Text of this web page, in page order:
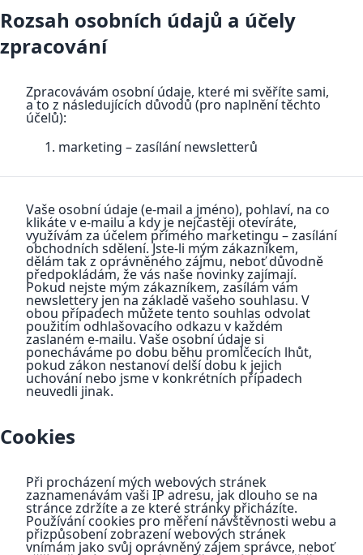
Rozsah osobních údajů a účely
zpracování
Zpracovávám osobní údaje, které mi svěříte sami,
a to z následujících důvodů (pro naplnění těchto
účelů):
marketing – zasílání newsletterů
Vaše osobní údaje (e-mail a jméno), pohlaví, na co
klikáte v e-mailu a kdy je nejčastěji otevíráte,
využívám za účelem přímého marketingu – zasílání
obchodních sdělení. Jste-li mým zákazníkem,
dělám tak z oprávněného zájmu, neboť důvodně
předpokládám, že vás naše novinky zajímají.
Pokud nejste mým zákazníkem, zasílám vám
newslettery jen na základě vašeho souhlasu. V
obou případech můžete tento souhlas odvolat
použitím odhlašovacího odkazu v každém
zaslaném e-mailu. Vaše osobní údaje si
ponecháváme po dobu běhu promlčecích lhůt,
pokud zákon nestanoví delší dobu k jejich
uchování nebo jsme v konkrétních případech
neuvedli jinak.
Cookies
Při procházení mých webových stránek
zaznamenávám vaši IP adresu, jak dlouho se na
stránce zdržíte a ze které stránky přicházíte.
Používání cookies pro měření návštěvnosti webu a
přizpůsobení zobrazení webových stránek
vnímám jako svůj oprávněný zájem správce, neboť